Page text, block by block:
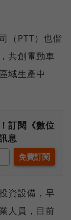
（PTT）也偕
共創電動車
域生產中
訂閱《數位
息
資設備，早
人員，目前